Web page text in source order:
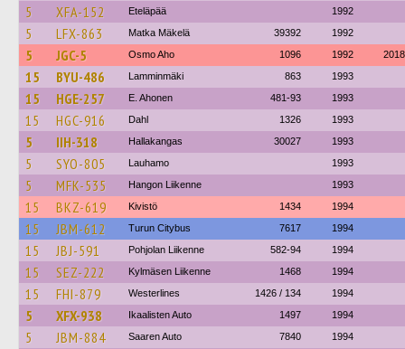
5 XFA-152 Eteläpää 1992
5 LFX-863 Matka Mäkelä 39392 1992
5 JGC-5 Osmo Aho 1096 1992 2018
15 BYU-486 Lamminmäki 863 1993
15 HGE-257 E. Ahonen 481-93 1993
15 HGC-916 Dahl 1326 1993
5 IIH-318 Hallakangas 30027 1993
5 SYO-805 Lauhamo 1993
5 MFK-535 Hangon Liikenne 1993
15 BKZ-619 Kivistö 1434 1994
15 JBM-612 Turun Citybus 7617 1994
15 JBJ-591 Pohjolan Liikenne 582-94 1994
15 SEZ-222 Kylmäsen Liikenne 1468 1994
15 FHI-879 Westerlines 1426 / 134 1994
5 XFX-938 Ikaalisten Auto 1497 1994
5 JBM-884 Saaren Auto 7840 1994